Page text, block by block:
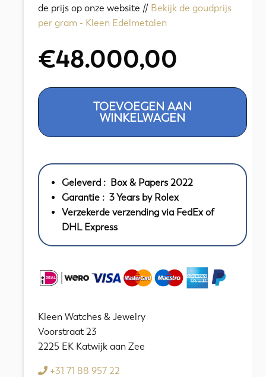
de prijs op onze website // Bekijk de goudprijs
per gram - Kleen Edelmetalen
€48.000,00
128238
Oyster
Day-
President
Yellow
Gold
Shadow
Diamonds
mm
//
2022
aantal
TOEVOEGEN AAN
WINKELWAGEN
Geleverd : Box & Papers 2022
Garantie : 3 Years by Rolex
Verzekerde verzending via FedEx of
DHL Express
Kleen Watches & Jewelry
Voorstraat 23
2225 EK Katwijk aan Zee
+31 71 88 957 22